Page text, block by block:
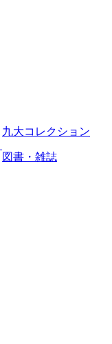
九大コレクション
図書・雑誌